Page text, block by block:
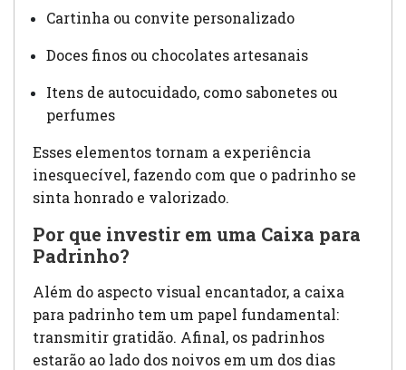
Cartinha ou convite personalizado
Doces finos ou chocolates artesanais
Itens de autocuidado, como sabonetes ou
perfumes
Esses elementos tornam a experiência
inesquecível, fazendo com que o padrinho se
sinta honrado e valorizado.
Por que investir em uma Caixa para
Padrinho?
Além do aspecto visual encantador, a caixa
para padrinho tem um papel fundamental:
transmitir gratidão. Afinal, os padrinhos
estarão ao lado dos noivos em um dos dias